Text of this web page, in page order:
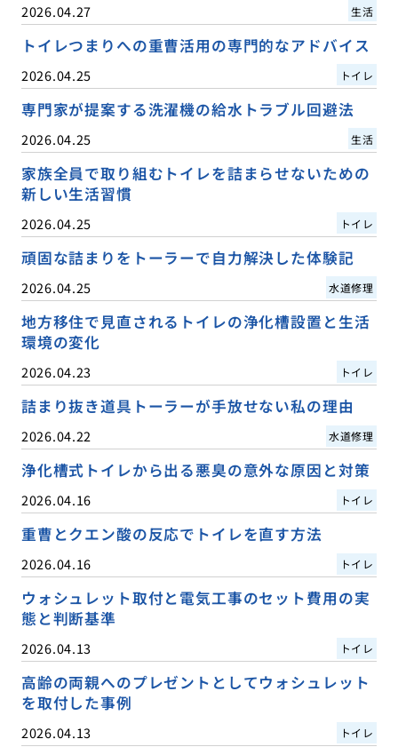
2026.04.27 生活
トイレつまりへの重曹活用の専門的なアドバイス
2026.04.25 トイレ
専門家が提案する洗濯機の給水トラブル回避法
2026.04.25 生活
家族全員で取り組むトイレを詰まらせないための
新しい生活習慣
2026.04.25 トイレ
頑固な詰まりをトーラーで自力解決した体験記
2026.04.25 水道修理
地方移住で見直されるトイレの浄化槽設置と生活
環境の変化
2026.04.23 トイレ
詰まり抜き道具トーラーが手放せない私の理由
2026.04.22 水道修理
浄化槽式トイレから出る悪臭の意外な原因と対策
2026.04.16 トイレ
重曹とクエン酸の反応でトイレを直す方法
2026.04.16 トイレ
ウォシュレット取付と電気工事のセット費用の実
態と判断基準
2026.04.13 トイレ
高齢の両親へのプレゼントとしてウォシュレット
を取付した事例
2026.04.13 トイレ